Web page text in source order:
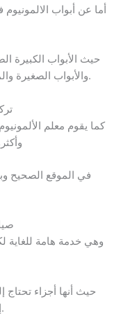
أما عن أبواب
حيث الأبواب الكبيرة
والأبواب الصغيرة والمتوسطة الحجم التي تلائم داخل الأبنية.
كما يقوم معلم
في الموقع الصحيح
وهي خدمة هامة للغاية
حيث أنها أجزاء تحتاج
إصابتها بأي عطب.